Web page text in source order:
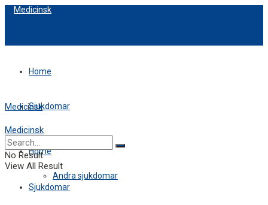
Medicinsk
Home
Sjukdomar
Andra sjukdomar
Medicinsk
Home
Sjukdomar
Medicinsk
No Result
View All Result